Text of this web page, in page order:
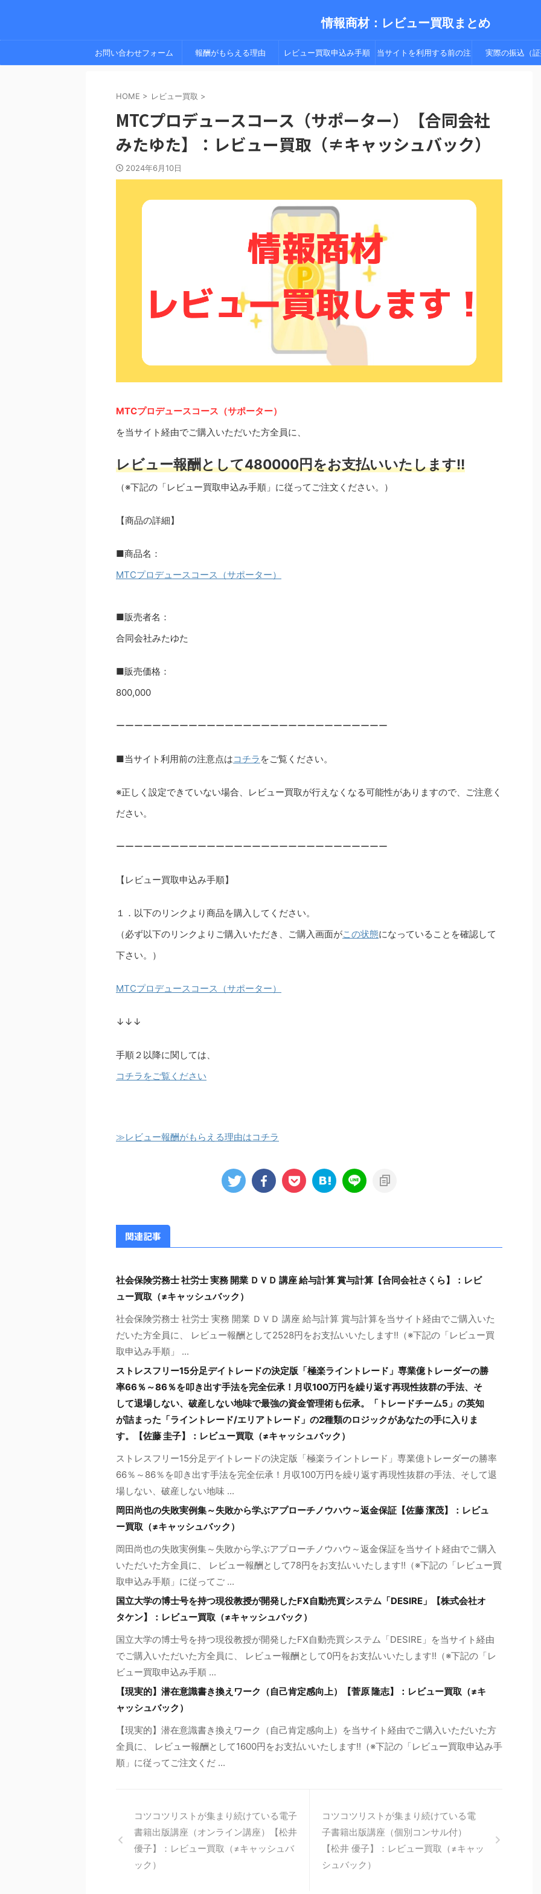
情報商材：レビュー買取まとめ
お問い合わせフォーム 報酬がもらえる理由 レビュー買取申込み手順 当サイトを利用する前の注 実際の振込（証
HOME > レビュー買取 >
MTCプロデュースコース（サポーター）【合同会社
みたゆた】：レビュー買取（≠キャッシュバック）
2024年6月10日
MTCプロデュースコース（サポーター）
を当サイト経由でご購入いただいた方全員に、
レビュー報酬として480000円をお支払いいたします!!
（※下記の「レビュー買取申込み手順」に従ってご注文ください。）
【商品の詳細】
■商品名：
MTCプロデュースコース（サポーター）
■販売者名：
合同会社みたゆた
■販売価格：
800,000
ーーーーーーーーーーーーーーーーーーーーーーーーーーーーーー
■当サイト利用前の注意点はコチラ をご覧ください。
※正しく設定できていない場合、レビュー買取が行えなくなる可能性がありますので、ご注意く
ださい。
ーーーーーーーーーーーーーーーーーーーーーーーーーーーーーー
【レビュー買取申込み手順】
１．以下のリンクより商品を購入してください。
（必ず以下のリンクよりご購入いただき、ご購入画面がこの状態になっていることを確認して
下さい。）
MTCプロデュースコース（サポーター）
↓↓↓
手順２以降に関しては、
コチラをご覧ください
≫レビュー報酬がもらえる理由はコチラ
関連記事
社会保険労務士 社労士 実務 開業 ＤＶＤ 講座 給与計算 賞与計算【合同会社さくら】：レビ
ュー買取（≠キャッシュバック）
社会保険労務士 社労士 実務 開業 ＤＶＤ 講座 給与計算 賞与計算を当サイト経由でご購入いた
だいた方全員に、 レビュー報酬として2528円をお支払いいたします!!（※下記の「レビュー買
取申込み手順」 ...
ストレスフリー15分足デイトレードの決定版「極楽ライントレード」専業億トレーダーの勝
率66％～86％を叩き出す手法を完全伝承！月収100万円を繰り返す再現性抜群の手法、そ
して退場しない、破産しない地味で最強の資金管理術も伝承。「トレードチーム5」の英知
が詰まった「ライントレード/エリアトレード」の2種類のロジックがあなたの手に入りま
す。【佐藤 圭子】：レビュー買取（≠キャッシュバック）
ストレスフリー15分足デイトレードの決定版「極楽ライントレード」専業億トレーダーの勝率
66％～86％を叩き出す手法を完全伝承！月収100万円を繰り返す再現性抜群の手法、そして退
場しない、破産しない地味 ...
岡田尚也の失敗実例集～失敗から学ぶアプローチノウハウ～返金保証【佐藤 潔茂】：レビュ
ー買取（≠キャッシュバック）
岡田尚也の失敗実例集～失敗から学ぶアプローチノウハウ～返金保証を当サイト経由でご購入
いただいた方全員に、 レビュー報酬として78円をお支払いいたします!!（※下記の「レビュー買
取申込み手順」に従ってご ...
国立大学の博士号を持つ現役教授が開発したFX自動売買システム「DESIRE」【株式会社オ
タケン】：レビュー買取（≠キャッシュバック）
国立大学の博士号を持つ現役教授が開発したFX自動売買システム「DESIRE」を当サイト経由
でご購入いただいた方全員に、 レビュー報酬として0円をお支払いいたします!!（※下記の「レ
ビュー買取申込み手順 ...
【現実的】潜在意識書き換えワーク（自己肯定感向上）【菅原 隆志】：レビュー買取（≠キ
ャッシュバック）
【現実的】潜在意識書き換えワーク（自己肯定感向上）を当サイト経由でご購入いただいた方
全員に、 レビュー報酬として1600円をお支払いいたします!!（※下記の「レビュー買取申込み手
順」に従ってご注文くだ ...
コツコツリストが集まり続けている電子
書籍出版講座（オンライン講座）【松井
優子】：レビュー買取（≠キャッシュバ
ック）
コツコツリストが集まり続けている電
子書籍出版講座（個別コンサル付）
【松井 優子】：レビュー買取（≠キャッ
シュバック）